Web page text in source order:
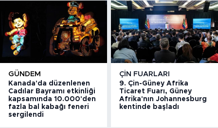
GÜNDEM
Kanada'da düzenlenen
Cadılar Bayramı etkinliği
kapsamında 10.000'den
fazla bal kabağı feneri
sergilendi
ÇIN FUARLARI
9. Çin-Güney Afrika
Ticaret Fuarı, Güney
Afrika'nın Johannesburg
kentinde başladı